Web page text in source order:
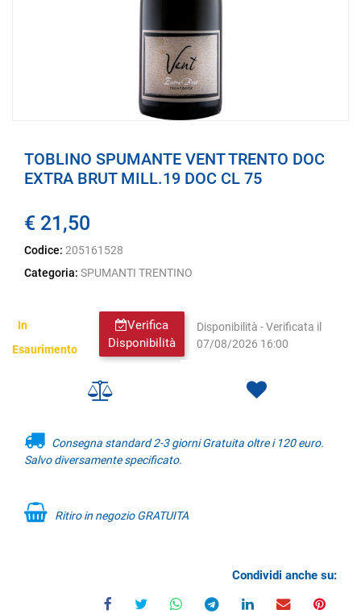
TOBLINO SPUMANTE VENT TRENTO DOC
EXTRA BRUT MILL.19 DOC CL 75
€ 21,50
Codice: 205161528
Categoria: SPUMANTI TRENTINO
Verifica
Disponibilità
In
Esaurimento
Disponibilità - Verificata il
07/08/2026 16:00
Consegna standard 2-3 giorni Gratuita oltre i 120 euro.
Salvo diversamente specificato.
Ritiro in negozio GRATUITA
Condividi anche su: